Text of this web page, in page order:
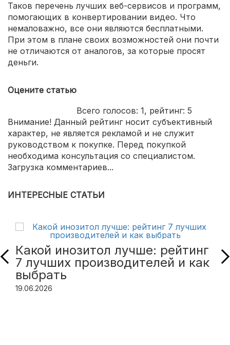
Таков перечень лучших веб-сервисов и программ,
помогающих в конвертировании видео. Что
немаловажно, все они являются бесплатными.
При этом в плане своих возможностей они почти
не отличаются от аналогов, за которые просят
деньги.
Оцените статью
Всего голосов: 1, рейтинг: 5
Внимание! Данный рейтинг носит субъективный
характер, не является рекламой и не служит
руководством к покупке. Перед покупкой
необходима консультация со специалистом.
Загрузка комментариев...
ИНТЕРЕСНЫЕ СТАТЬИ
Какой инозитол лучше: рейтинг
7 лучших производителей и как
выбрать
19.06.2026